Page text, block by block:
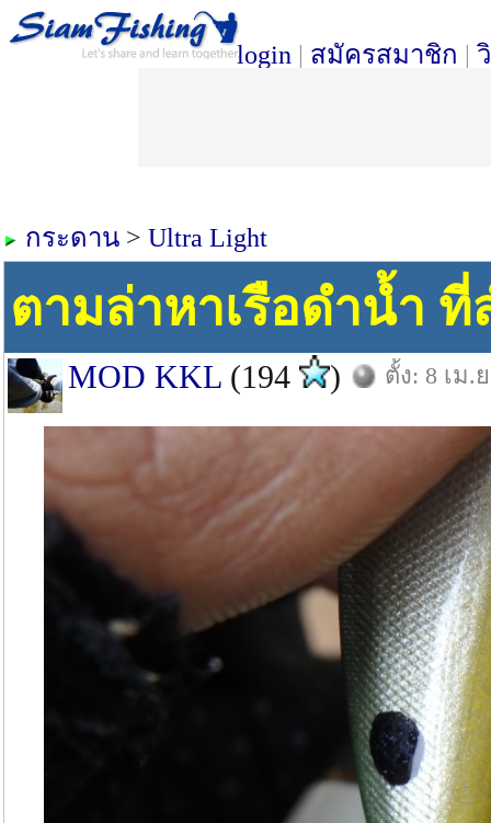
login | สมัครสมาชิก |
กระดาน > Ultra Light
ตามล่าหาเรือดำน้ำ ที่
MOD KKL (194 ) ตั้ง: 8 เม.